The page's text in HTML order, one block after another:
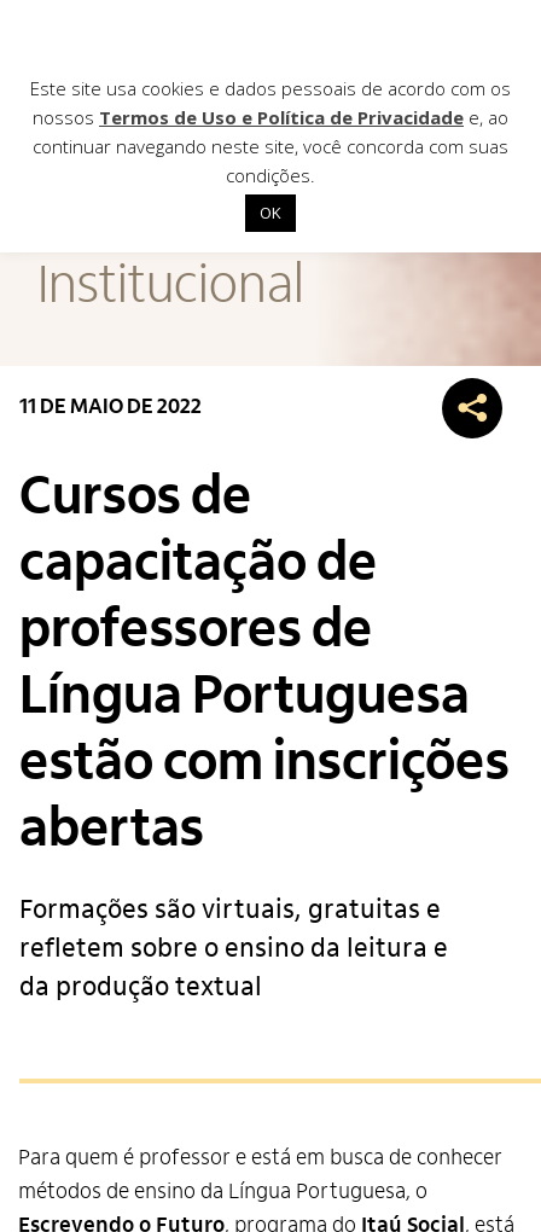
Institucional
Contato
Institucional
11 DE MAIO DE 2022
Cursos de
capacitação de
professores de
Língua Portuguesa
estão com inscrições
abertas
Formações são virtuais, gratuitas e
refletem sobre o ensino da leitura e
da produção textual
Para quem é professor e está em busca de conhecer
métodos de ensino da Língua Portuguesa, o
Escrevendo o Futuro, programa do Itaú Social, está
Este site usa cookies e dados pessoais de acordo com os
nossos Termos de Uso e Política de Privacidade e, ao
continuar navegando neste site, você concorda com suas
condições.
OK